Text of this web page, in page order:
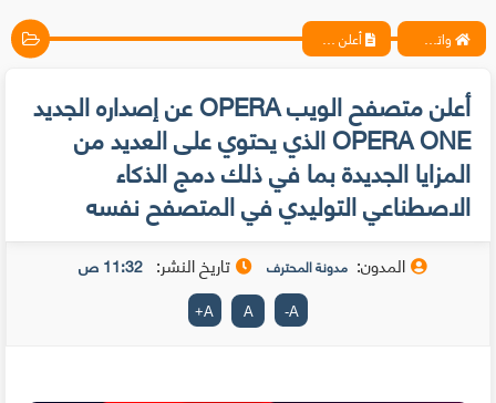
واتس آب ، فيسبوك ، أنترنت ، شروحات تقنية حصرية - المحترف أعلن متصفح الويب OPERA عن إصداره الجديد OPERA ONE الذي يحتوي على العديد من المزايا الجديدة بما في ذلك دمج الذكاء الاصطناعي التوليدي في المتصفح نفسه
أعلن متصفح الويب OPERA عن إصداره الجديد
OPERA ONE الذي يحتوي على العديد من
المزايا الجديدة بما في ذلك دمج الذكاء
الاصطناعي التوليدي في المتصفح نفسه
المدون: مدونة المحترف تاريخ النشر: 11:32 ص
A
-
A
A
+